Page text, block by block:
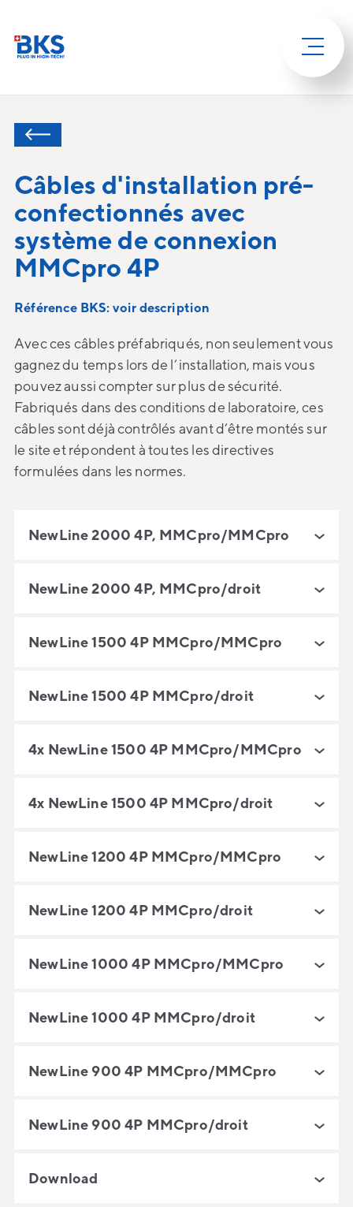
Câbles d'installation pré-
confectionnés avec
système de connexion
MMCpro 4P
Référence BKS: voir description
Avec ces câbles préfabriqués, non seulement vous
gagnez du temps lors de l’installation, mais vous
pouvez aussi compter sur plus de sécurité.
Fabriqués dans des conditions de laboratoire, ces
câbles sont déjà contrôlés avant d’être montés sur
le site et répondent à toutes les directives
formulées dans les normes.
NewLine 2000 4P, MMCpro/MMCpro
NewLine 2000 4P, MMCpro/droit
NewLine 1500 4P MMCpro/MMCpro
NewLine 1500 4P MMCpro/droit
4x NewLine 1500 4P MMCpro/MMCpro
4x NewLine 1500 4P MMCpro/droit
NewLine 1200 4P MMCpro/MMCpro
NewLine 1200 4P MMCpro/droit
NewLine 1000 4P MMCpro/MMCpro
NewLine 1000 4P MMCpro/droit
NewLine 900 4P MMCpro/MMCpro
NewLine 900 4P MMCpro/droit
Download